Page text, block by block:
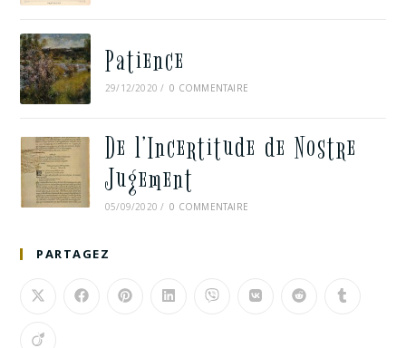
Patience
29/12/2020 / 0 COMMENTAIRE
De l’Incertitude de Nostre
Jugement
05/09/2020 / 0 COMMENTAIRE
PARTAGEZ